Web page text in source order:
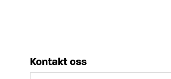
Kontakt oss